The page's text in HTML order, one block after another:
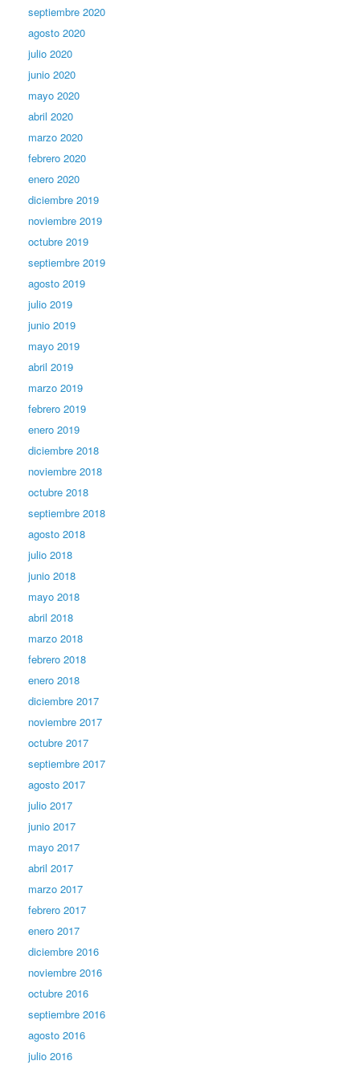
septiembre 2020
agosto 2020
julio 2020
junio 2020
mayo 2020
abril 2020
marzo 2020
febrero 2020
enero 2020
diciembre 2019
noviembre 2019
octubre 2019
septiembre 2019
agosto 2019
julio 2019
junio 2019
mayo 2019
abril 2019
marzo 2019
febrero 2019
enero 2019
diciembre 2018
noviembre 2018
octubre 2018
septiembre 2018
agosto 2018
julio 2018
junio 2018
mayo 2018
abril 2018
marzo 2018
febrero 2018
enero 2018
diciembre 2017
noviembre 2017
octubre 2017
septiembre 2017
agosto 2017
julio 2017
junio 2017
mayo 2017
abril 2017
marzo 2017
febrero 2017
enero 2017
diciembre 2016
noviembre 2016
octubre 2016
septiembre 2016
agosto 2016
julio 2016